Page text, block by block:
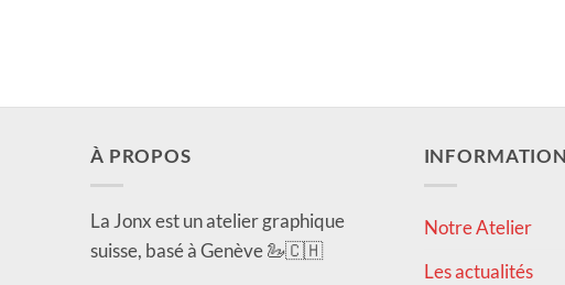
À PROPOS
La Jonx est un atelier graphique
suisse, basé à Genève 🦢🇨🇭
INFORMATION
Notre Atelier
Les actualités